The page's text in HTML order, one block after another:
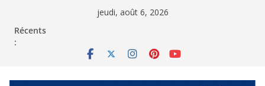
jeudi, août 6, 2026
Récents
: